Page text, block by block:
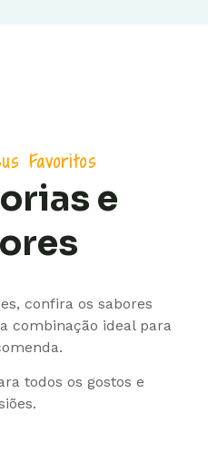
Favoritos
e
confira os sabores
combinação ideal para
todos os gostos e